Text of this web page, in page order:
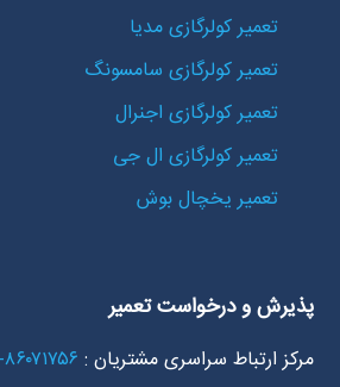
تعمیر کولرگازی مدیا
تعمیر کولرگازی سامسونگ
تعمیر کولرگازی اجنرال
تعمیر کولرگازی ال جی
تعمیر یخچال بوش
پذیرش و درخواست تعمیر
مرکز ارتباط سراسری مشتریان : ۸۶۰۷۱۷۵۶-۰۲۱